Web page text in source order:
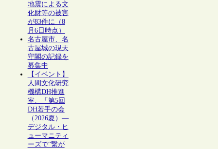
地震による文
化財等の被害
が83件に（8
月6日時点）
名古屋市、名
古屋城の現天
守閣の記録を
募集中
【イベント】
人間文化研究
機構DH推進
室、「第5回
DH若手の会
（2026夏）―
デジタル・ヒ
ューマニティ
ーズで“繋が